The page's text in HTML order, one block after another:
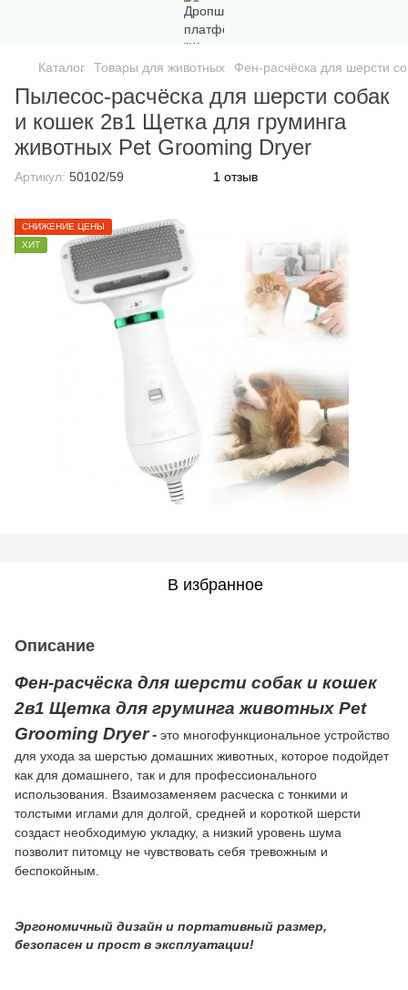
Каталог Товары для животных Фен-расчёска для шерсти
Пылесос-расчёска для шерсти собак
и кошек 2в1 Щетка для груминга
животных Pet Grooming Dryer
Артикул: 50102/59 1 отзыв
СНИЖЕНИЕ ЦЕНЫ
ХИТ
В избранное
Описание
Фен-расчёска для шерсти собак и кошек
2в1 Щетка для груминга животных Pet
Grooming Dryer- это многофункциональное устройство
для ухода за шерстью домашних животных, которое подойдет
как для домашнего, так и для профессионального
использования. Взаимозаменяем расческа с тонкими и
толстыми иглами для долгой, средней и короткой шерсти
создаст необходимую укладку, а низкий уровень шума
позволит питомцу не чувствовать себя тревожным и
беспокойным.
Эргономичный дизайн и портативный размер,
безопасен и прост в эксплуатации!